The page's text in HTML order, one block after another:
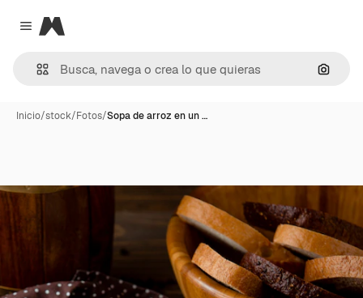
Close menu
Magnific
Inicio/stock/Fotos/Sopa de arroz en un …